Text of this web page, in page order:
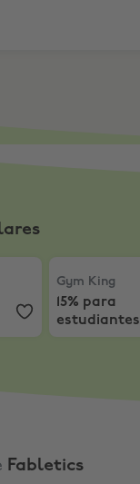
Gym King
15% para
estudiantes
Fabletics